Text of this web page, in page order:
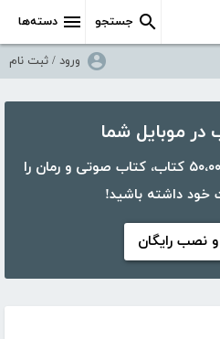
دسته‌ها جستجو
ورود / ثبت نام
با اپلیکیشن کتابراه، بیش از ۵۰،۰۰۰ کتاب، کتاب صوتی و رمان را
خود داشته باشید!
و نصب رایگان